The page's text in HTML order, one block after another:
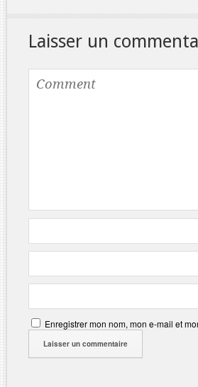
Laisser un
Enregistrer mon nom, mon e-mail et